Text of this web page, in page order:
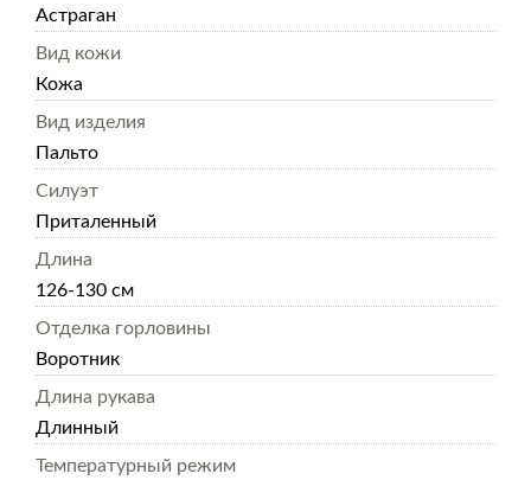
Астраган
Вид кожи
Кожа
Вид изделия
Пальто
Силуэт
Приталенный
Длина
126-130 см
Отделка горловины
Воротник
Длина рукава
Длинный
Температурный режим